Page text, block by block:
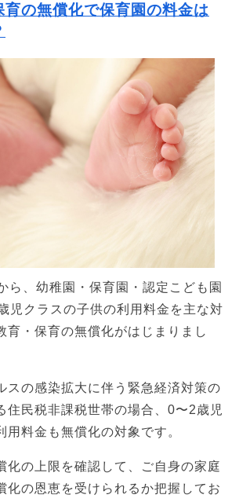
育の無償化で保育園の料金は
ら、幼稚園・保育園・認定こども園
児クラスの子供の利用料金を主な対
育・保育の無償化がはじまりまし
スの感染拡大に伴う緊急経済対策の
住民税非課税世帯の場合、0〜2歳児
用料金も無償化の対象です。
化の上限を確認して、ご自身の家庭
化の恩恵を受けられるか把握してお